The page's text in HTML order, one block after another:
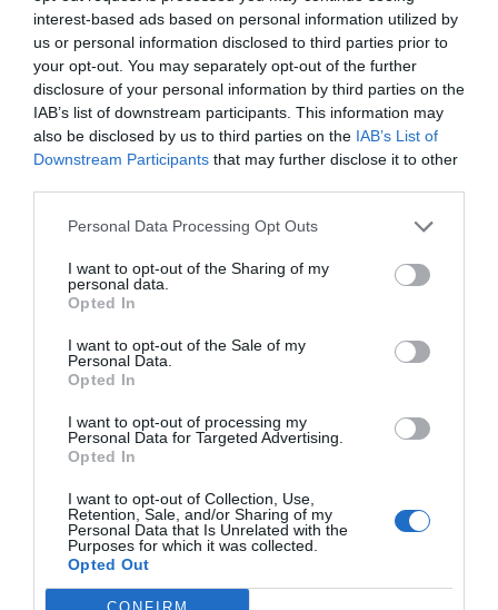
interest-based ads based on personal information utilized by
us or personal information disclosed to third parties prior to
your opt-out. You may separately opt-out of the further
disclosure of your personal information by third parties on the
IAB’s list of downstream participants. This information may
also be disclosed by us to third parties on the IAB’s List of
Downstream Participants that may further disclose it to other
Personal Data Processing Opt Outs
I want to opt-out of the Sharing of my
personal data.
Opted In
I want to opt-out of the Sale of my
Personal Data.
Opted In
I want to opt-out of processing my
Personal Data for Targeted Advertising.
Opted In
I want to opt-out of Collection, Use,
Retention, Sale, and/or Sharing of my
Personal Data that Is Unrelated with the
Purposes for which it was collected.
Opted Out
Tras una jornada especialmente adversa, el episodio
de temperaturas significativamente elevadas
continuará durante las próximas horas. A las altas
temperaturas se suma la posibilidad de que se
en zonas del interior, un fenómeno que incrementa
todavía más la preocupación por el riesgo de
incendios forestales, como los declarados este martes